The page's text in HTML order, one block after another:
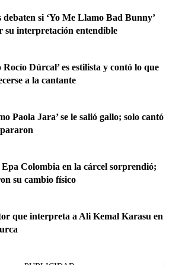
debaten si ‘Yo Me Llamo Bad Bunny’
su interpretación entendible
Rocío Dúrcal’ es estilista y contó lo que
a la cantante
Paola Jara’ se le salió gallo; solo cantó
Colombia en la cárcel sorprendió;
su cambio físico
que interpreta a Ali Kemal Karasu en